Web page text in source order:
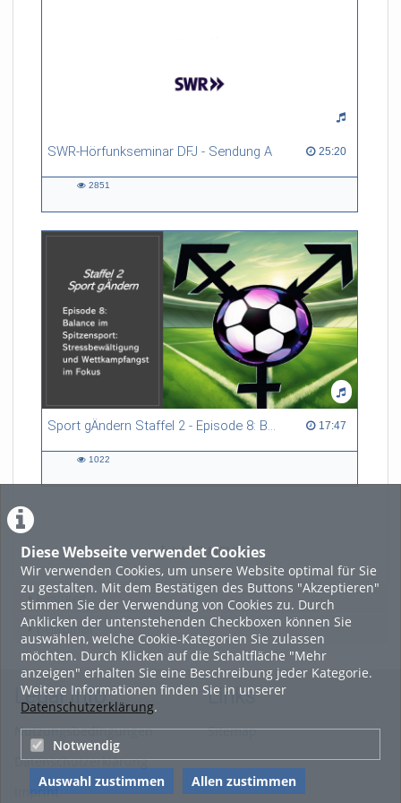
Diese Webseite verwendet Cookies
Wir verwenden Cookies, um unsere Website optimal für Sie
zu gestalten. Mit dem Bestätigen des Buttons "Akzeptieren"
stimmen Sie der Verwendung von Cookies zu. Durch
Anklicken der untenstehenden Checkboxen können Sie
auswählen, welche Cookie-Kategorien Sie zulassen
möchten. Durch Klicken auf die Schaltfläche "Mehr
anzeigen" erhalten Sie eine Beschreibung jeder Kategorie.
Weitere Informationen finden Sie in unserer
Datenschutzerklärung.
Notwendig
Auswahl zustimmen Allen zustimmen
SWR-Hörfunkseminar DFJ - Sendung A 25:20
25:20 duration
2851
Sport gÄndern Staffel 2 - Episode 8: Balance im Spitzensport: Stressbewältigung und Wettkampfangst im Fokus 17:47
17:47 duration
1022
LADE MEHR
Featured
Beliebtheit
Legal Info
Nutzungsbedingungen
Datenschutzerklärung
Imprint
Links
Sitemap